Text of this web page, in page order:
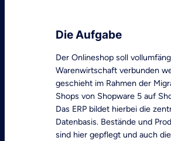
Die Aufgabe
Der Onlineshop soll
Warenwirtschaft verbunden
geschieht im Rahmen der
Shops von Shopware 5 auf
Das ERP bildet hierbei die
Datenbasis. Bestände und
sind hier gepflegt und auch die